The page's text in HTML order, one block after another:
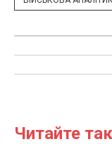
Читайте